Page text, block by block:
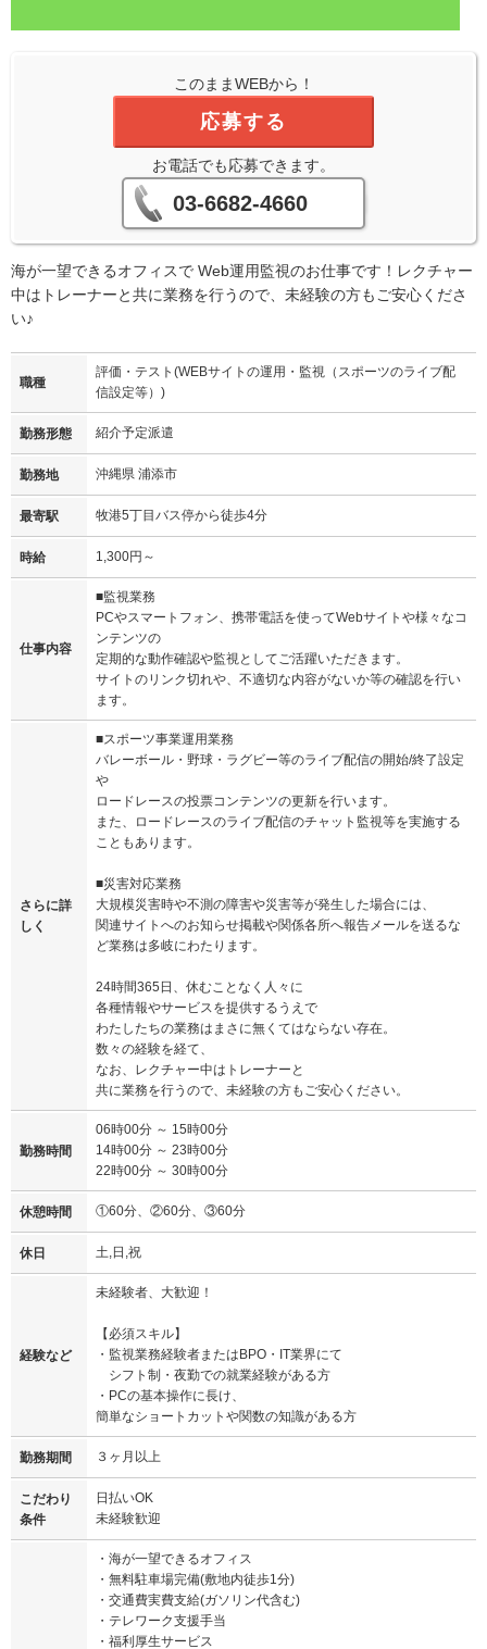
このままWEBから！
応募する
お電話でも応募できます。
03-6682-4660
海が一望できるオフィスで Web運用監視のお仕事です！レクチャー
中はトレーナーと共に業務を行うので、未経験の方もご安心くださ
い♪
職種
評価・テスト(WEBサイトの運用・監視（スポーツのライブ配
信設定等）)
勤務形態 紹介予定派遣
勤務地 沖縄県 浦添市
最寄駅 牧港5丁目バス停から徒歩4分
時給 1,300円～
仕事内容
■監視業務
PCやスマートフォン、携帯電話を使ってWebサイトや様々なコ
ンテンツの
定期的な動作確認や監視としてご活躍いただきます。
サイトのリンク切れや、不適切な内容がないか等の確認を行い
ます。
さらに詳
しく
■スポーツ事業運用業務
バレーボール・野球・ラグビー等のライブ配信の開始/終了設定
や
ロードレースの投票コンテンツの更新を行います。
また、ロードレースのライブ配信のチャット監視等を実施する
こともあります。
■災害対応業務
大規模災害時や不測の障害や災害等が発生した場合には、
関連サイトへのお知らせ掲載や関係各所へ報告メールを送るな
ど業務は多岐にわたります。
24時間365日、休むことなく人々に
各種情報やサービスを提供するうえで
わたしたちの業務はまさに無くてはならない存在。
数々の経験を経て、
なお、レクチャー中はトレーナーと
共に業務を行うので、未経験の方もご安心ください。
勤務時間
06時00分 ～ 15時00分
14時00分 ～ 23時00分
22時00分 ～ 30時00分
休憩時間 ①60分、②60分、③60分
休日 土,日,祝
経験など
未経験者、大歓迎！
【必須スキル】
・監視業務経験者またはBPO・IT業界にて
シフト制・夜勤での就業経験がある方
・PCの基本操作に長け、
簡単なショートカットや関数の知識がある方
勤務期間 ３ヶ月以上
こだわり
条件
日払いOK
未経験歓迎
・海が一望できるオフィス
・無料駐車場完備(敷地内徒歩1分)
・交通費実費支給(ガソリン代含む)
・テレワーク支援手当
・福利厚生サービス